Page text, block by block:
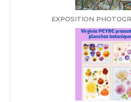
EXPOSITION